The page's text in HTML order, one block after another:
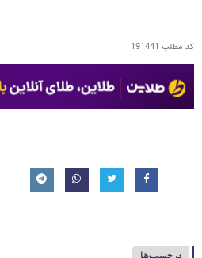
کد مطلب 191441